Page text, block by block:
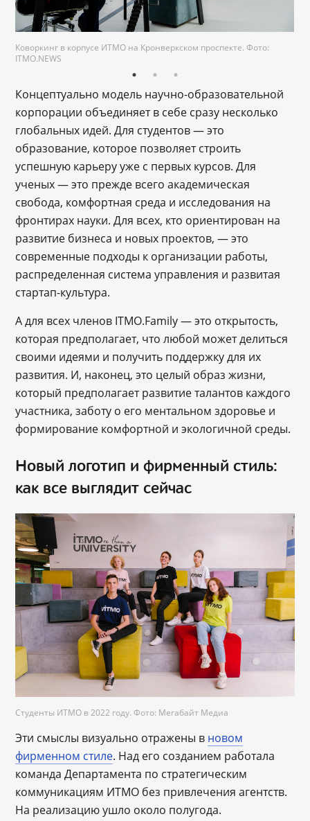
Коворкинг в корпусе ИТМО на Кронверкском проспекте. Фото:
ITMO.NEWS
Концептуально модель научно-образовательной
корпорации объединяет в себе сразу несколько
глобальных идей. Для студентов ― это
образование, которое позволяет строить
успешную карьеру уже с первых курсов. Для
ученых ― это прежде всего академическая
свобода, комфортная среда и исследования на
фронтирах науки. Для всех, кто ориентирован на
развитие бизнеса и новых проектов, ― это
современные подходы к организации работы,
распределенная система управления и развитая
стартап-культура.
А для всех членов ITMO.Family ― это открытость,
которая предполагает, что любой может делиться
своими идеями и получить поддержку для их
развития. И, наконец, это целый образ жизни,
который предполагает развитие талантов каждого
участника, заботу о его ментальном здоровье и
формирование комфортной и экологичной среды.
Новый логотип и фирменный стиль:
как все выглядит сейчас
Студенты ИТМО в 2022 году. Фото: Мегабайт Медиа
Эти смыслы визуально отражены в новом
фирменном стиле. Над его созданием работала
команда Департамента по стратегическим
коммуникациям ИТМО без привлечения агентств.
На реализацию ушло около полугода.